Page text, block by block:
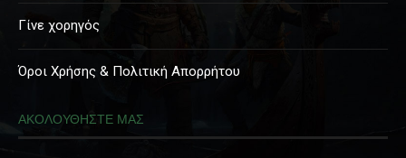
Γίνε χορηγός
Όροι Χρήσης & Πολιτική Απορρήτου
ΑΚΟΛΟΥΘΗΣΤΕ ΜΑΣ